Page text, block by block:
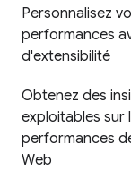
Personnalisez
performances
d'extensibilité
Obtenez des
exploitables sur
performances
Web